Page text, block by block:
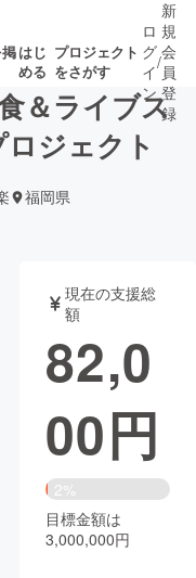
はじ
める
プロジェクト
をさがす
終了が近いプ
クト
音楽
ゲーム・
書籍・雑誌
チャレンジ
ロ
グ
イ
ン
/
新
規
会
員
登
録
＆ライブス
ジェクト
福岡県
現在の支援総
額
82,0
00円
2%
目標金額は
3,000,000円